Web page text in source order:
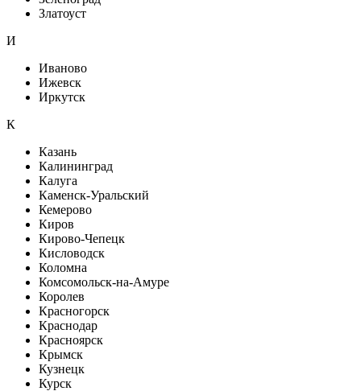
Златоуст
И
Иваново
Ижевск
Иркутск
К
Казань
Калининград
Калуга
Каменск-Уральский
Кемерово
Киров
Кирово-Чепецк
Кисловодск
Коломна
Комсомольск-на-Амуре
Королев
Красногорск
Краснодар
Красноярск
Крымск
Кузнецк
Курск